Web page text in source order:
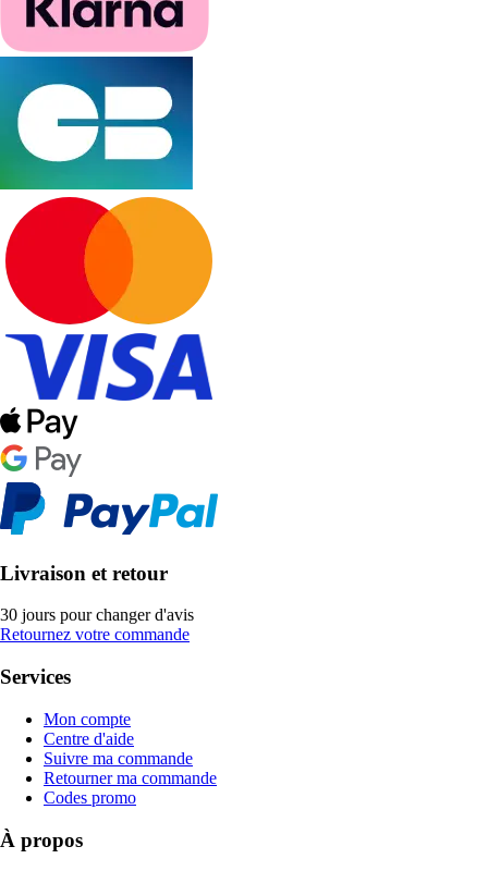
Livraison et retour
30 jours pour changer d'avis
Retournez votre commande
Services
Mon compte
Centre d'aide
Suivre ma commande
Retourner ma commande
Codes promo
À propos